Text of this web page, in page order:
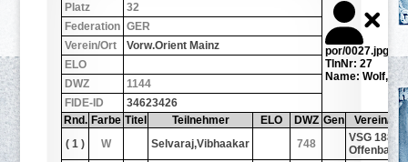
por/0027.jpg
TlnNr: 27
Name:
Platz
32
Federation GER
Verein/Ort
Vorw.Orient Mainz
ELO
DWZ
1144
FIDE-ID
34623426
Rnd. Farbe Titel Teilnehmer ELO DWZ Gen
Verein/Ort
( 1 )
W Selvaraj,Vibhaakar 748
VSG 1880
Offenbach